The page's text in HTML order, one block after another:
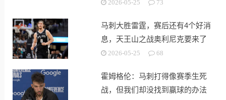
出战！
2026-05-25 73
马刺大胜雷霆，赛后还有4个好消
息，天王山之战奥利尼克要来了
2026-05-25 68
霍姆格伦：马刺打得像赛季生死
战，但我们却没找到赢球的办法